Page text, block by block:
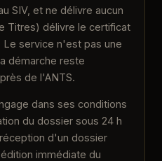
SIV, et ne délivre aucun
Titres) délivre le certificat
Le service n'est pas une
démarche reste
de l'ANTS.
dans ses conditions
du dossier sous 24 h
d'un dossier
édition immédiate du